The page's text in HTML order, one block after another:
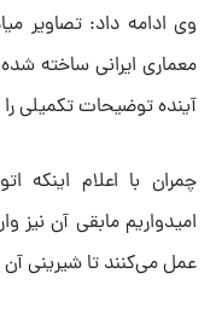
وی ادامه داد: تصاویر
معماری ایرانی ساخته
آینده توضیحات تکمیلی
چمران با اعلام اینکه
امیدواریم مابقی آن نیز
عمل می‌کنند تا شیرینی آن